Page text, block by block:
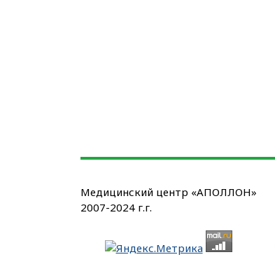
Медицинский центр «АПОЛЛОН»
2007-2024 г.г.